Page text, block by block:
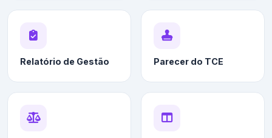
Relatório de Gestão Parecer do TCE